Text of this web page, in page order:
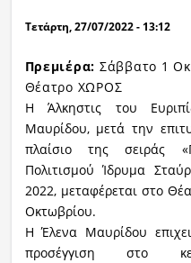
Τετάρτη, 27/07/2022 - 13:12
Πρεμιέρα: Σάββατο 1
Θέατρο ΧΩΡΟΣ
Η Άλκηστις του
Μαυρίδου, μετά την
πλαίσιο της σειράς
Πολιτισμού Ίδρυμα
2022, μεταφέρεται στο
Οκτωβρίου.
Η Έλενα Μαυρίδου
προσέγγιση στο